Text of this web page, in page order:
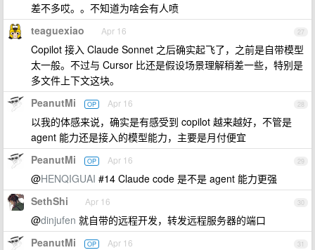
差不多哎。。不知道为啥会有人喷
27
teaguexiao Apr 16
Copilot 接入 Claude Sonnet 之后确实起飞了，之前是自带模型
太一般。不过与 Cursor 比还是假设场景理解稍差一些，特别是
多文件上下文这块。
28
PeanutMi OP Apr 16
以我的体感来说，确实是有感受到 copilot 越来越好，不管是
agent 能力还是接入的模型能力，主要是月付便宜
29
PeanutMi OP Apr 16
@HENQIGUAI #14 Claude code 是不是 agent 能力更强
30
SethShi Apr 16
@dinjufen 就自带的远程开发，转发远程服务器的端口
31
PeanutMi OP Apr 16